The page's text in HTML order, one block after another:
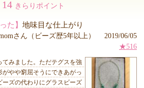
14 きらりポイント
た】 地味目な仕上がり
さん（ビーズ歴5年以上） 2019/06/05
★516
みました。ただテグスを強
がやや窮屈そうにできあがっ
ズの代わりにグラスビーズ